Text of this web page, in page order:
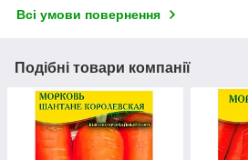
Всі умови повернення
Подібні товари компанії